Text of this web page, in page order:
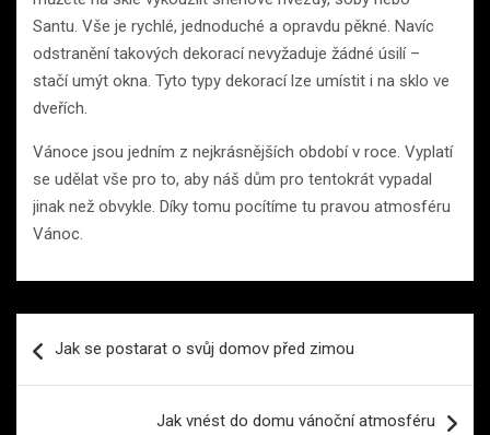
Santu. Vše je rychlé, jednoduché a opravdu pěkné. Navíc
odstranění takových dekorací nevyžaduje žádné úsilí –
stačí umýt okna. Tyto typy dekorací lze umístit i na sklo ve
dveřích.
Vánoce jsou jedním z nejkrásnějších období v roce. Vyplatí
se udělat vše pro to, aby náš dům pro tentokrát vypadal
jinak než obvykle. Díky tomu pocítíme tu pravou atmosféru
Vánoc.
proJak se postarat o svůj domov před zimou
Jak vnést do domu vánoční atmosféru